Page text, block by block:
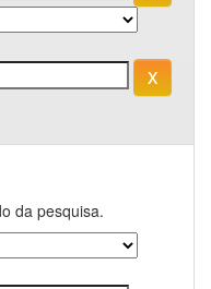
da pesquisa.